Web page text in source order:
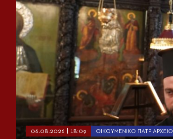
06.08.2026 | 18:09 ΟΙΚΟΥΜΕΝΙΚΌ ΠΑΤΡΙΑΡΧΕΊΟ